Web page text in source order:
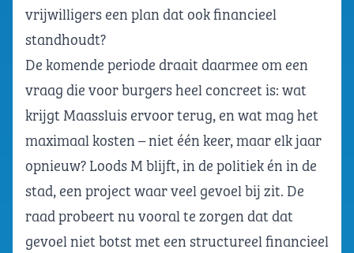
vrijwilligers een plan dat ook financieel
standhoudt?
De komende periode draait daarmee om een
vraag die voor burgers heel concreet is: wat
krijgt Maassluis ervoor terug, en wat mag het
maximaal kosten – niet één keer, maar elk jaar
opnieuw? Loods M blijft, in de politiek én in de
stad, een project waar veel gevoel bij zit. De
raad probeert nu vooral te zorgen dat dat
gevoel niet botst met een structureel financieel